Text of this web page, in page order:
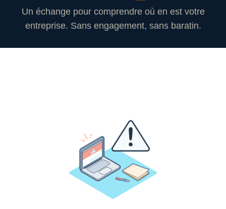
Un échange pour comprendre où en est votre
entreprise. Sans engagement, sans baratin.